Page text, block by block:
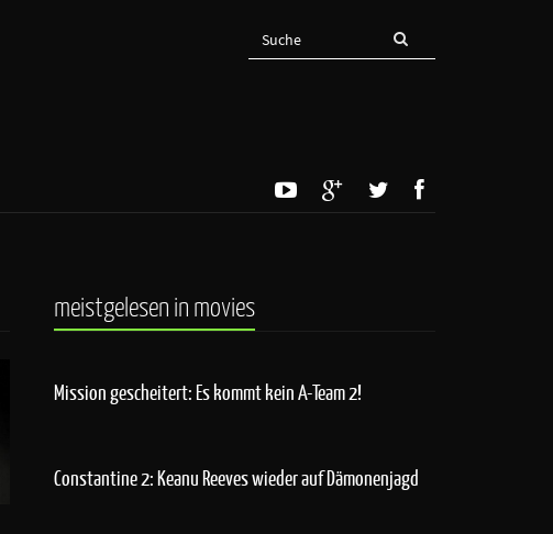
meistgelesen in movies
Mission gescheitert: Es kommt kein A-Team 2!
Constantine 2: Keanu Reeves wieder auf Dämonenjagd